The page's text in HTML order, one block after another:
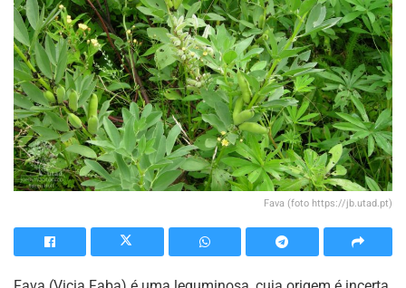
Fava (foto https://jb.utad.pt)